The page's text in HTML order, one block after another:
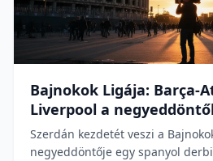
Bajnokok Ligája: Barça-
Liverpool a
Szerdán kezdetét veszi a
negyeddöntője egy spanyol